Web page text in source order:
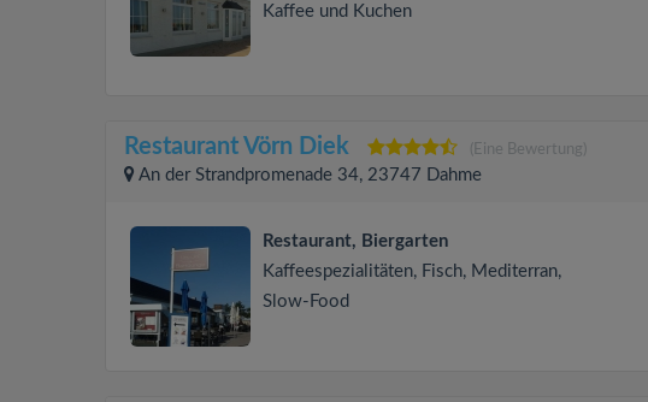
Kaffee und Kuchen
Restaurant Vörn Diek (Eine Bewertung)
An der Strandpromenade 34, 23747 Dahme
Restaurant, Biergarten
Kaffeespezialitäten, Fisch, Mediterran,
Slow-Food